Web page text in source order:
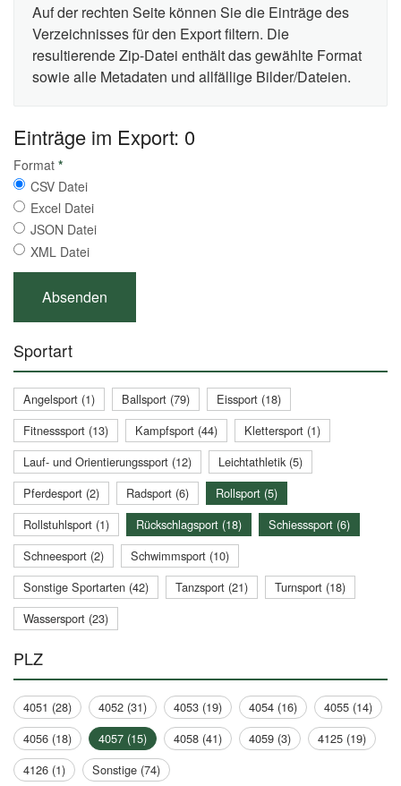
Auf der rechten Seite können Sie die Einträge des
Verzeichnisses für den Export filtern. Die
resultierende Zip-Datei enthält das gewählte Format
sowie alle Metadaten und allfällige Bilder/Dateien.
Einträge im Export: 0
Format *
CSV Datei
Excel Datei
JSON Datei
XML Datei
Sportart
Angelsport (1) Ballsport (79)
Eissport (18)
Fitnesssport (13)
Kampfsport (44)
Klettersport (1)
Lauf- und Orientierungssport (12)
Leichtathletik (5)
Pferdesport (2)
Radsport (6)
Rollsport (5)
Rollstuhlsport (1)
Rückschlagsport (18)
Schiesssport (6)
Schneesport (2)
Schwimmsport (10)
Sonstige Sportarten (42)
Tanzsport (21)
Turnsport (18)
Wassersport (23)
PLZ
4051 (28) 4052 (31) 4053 (19) 4054 (16)
4055 (14)
4056 (18)
4057 (15) 4058 (41) 4059 (3)
4125 (19)
4126 (1)
Sonstige (74)